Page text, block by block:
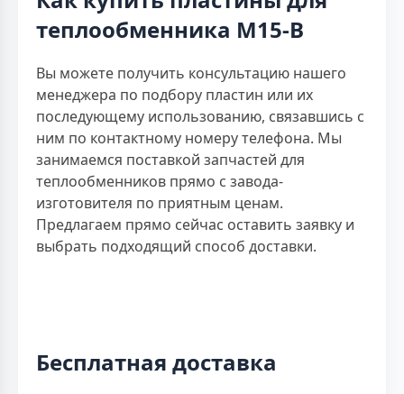
теплообменника M15-B
Вы можете получить консультацию нашего
менеджера по подбору пластин или их
последующему использованию, связавшись с
ним по контактному номеру телефона. Мы
занимаемся поставкой запчастей для
теплообменников прямо с завода-
изготовителя по приятным ценам.
Предлагаем прямо сейчас оставить заявку и
выбрать подходящий способ доставки.
Бесплатная доставка